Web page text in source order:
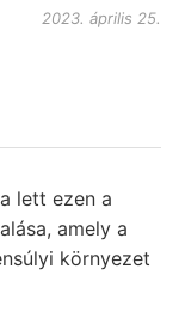
2023. április 25.
lett ezen a
amely a
környezet